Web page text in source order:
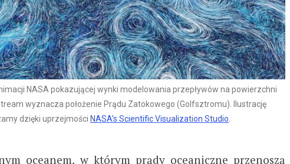
NASA pokazującej wynki modelowania przepływów na powierzchni
wyznacza położenie Prądu Zatokowego (Golfsztromu). Ilustrację
dzięki uprzejmości NASA’s Scientific Visualization Studio.
oceanem, w którym prądy oceaniczne przenoszą